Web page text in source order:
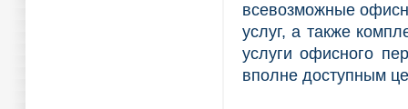
всевозможные
услуг, а также
услуги офисного
вполне доступным